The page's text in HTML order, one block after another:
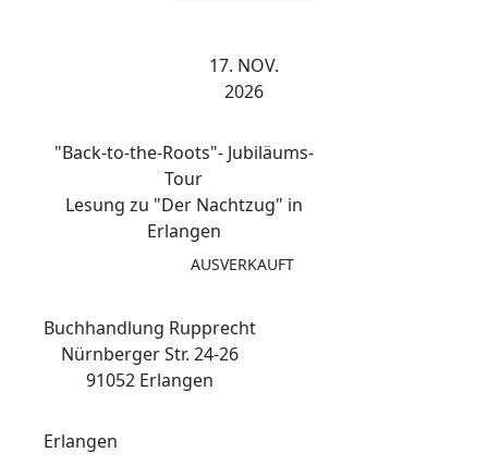
17. NOV.
2026
"Back-to-the-Roots"- Jubiläums-
Tour
Lesung zu "Der Nachtzug" in
Erlangen
AUSVERKAUFT
Buchhandlung Rupprecht
Nürnberger Str. 24-26
91052 Erlangen
Erlangen